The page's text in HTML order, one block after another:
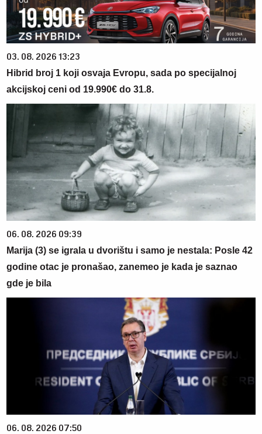
03. 08. 2026 13:23
Hibrid broj 1 koji osvaja Evropu, sada po specijalnoj
akcijskoj ceni od 19.990€ do 31.8.
06. 08. 2026 09:39
Marija (3) se igrala u dvorištu i samo je nestala: Posle 42
godine otac je pronašao, zanemeo je kada je saznao
gde je bila
06. 08. 2026 07:50